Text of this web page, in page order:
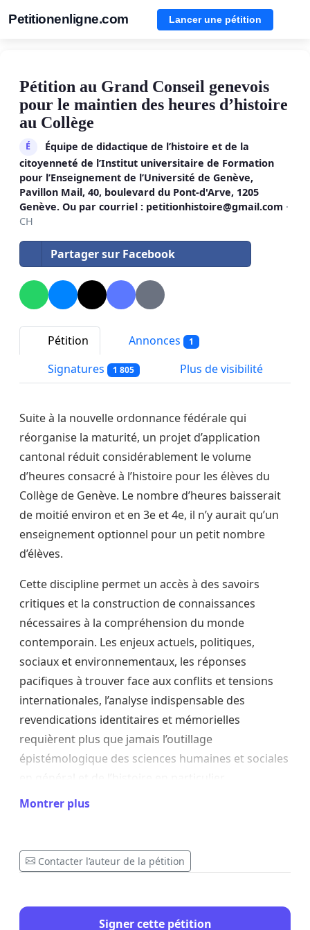
Petitionenligne.com Lancer une pétition
Pétition au Grand Conseil genevois
pour le maintien des heures d’histoire
au Collège
É
Équipe de didactique de l’histoire et de la
citoyenneté de l’Institut universitaire de Formation
pour l’Enseignement de l’Université de Genève,
Pavillon Mail, 40, boulevard du Pont-d'Arve, 1205
Genève. Ou par courriel : petitionhistoire@gmail.com ·
CH
Partager sur Facebook
Pétition Annonces 1
Signatures 1 805 Plus de visibilité
Suite à la nouvelle ordonnance fédérale qui
réorganise la maturité, un projet d’application
cantonal réduit considérablement le volume
d’heures consacré à l’histoire pour les élèves du
Collège de Genève. Le nombre d’heures baisserait
de moitié environ et en 3e et 4e, il n’y aurait qu’un
enseignement optionnel pour un petit nombre
d’élèves.
Cette discipline permet un accès à des savoirs
critiques et la construction de connaissances
nécessaires à la compréhension du monde
contemporain. Les enjeux actuels, politiques,
sociaux et environnementaux, les réponses
pacifiques à trouver face aux conflits et tensions
internationales, l’analyse indispensable des
revendications identitaires et mémorielles
requièrent plus que jamais l’outillage
épistémologique des sciences humaines et sociales
La puissante montée des conservatismes et des
international, des droits humains universels, de la
rationalité du savoir, des enjeux climatiques et de
un travail fondé sur les méthodes d'analyse des
sciences humaines et sociales et sur les
Montrer plus
Contacter l’auteur de la pétition
Signer cette pétition